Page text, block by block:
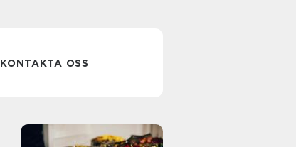
KONTAKTA OSS